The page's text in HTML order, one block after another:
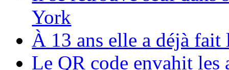
York
À 13 ans elle a déjà
Le QR code envahit les